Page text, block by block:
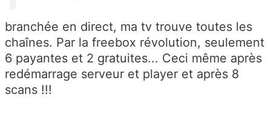
branchée en direct, ma tv trouve toutes les
chaînes. Par la freebox révolution, seulement
6 payantes et 2 gratuites... Ceci même après
redémarrage serveur et player et après 8
scans !!!